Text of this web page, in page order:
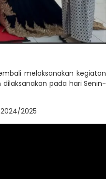
melaksanakan kegiatan
dilaksanakan pada hari Senin-
2025